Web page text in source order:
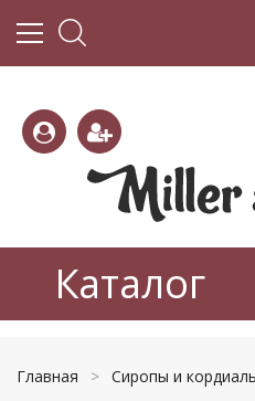
Каталог
Главная > Сиропы и